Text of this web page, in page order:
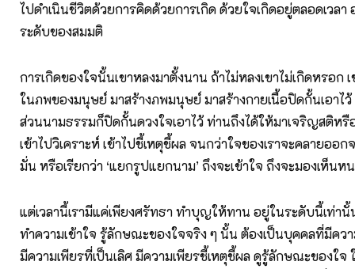
ไปดำเนินชีวิตด้วยการคิดด้วยการเกิด ด้วยใจเกิดอยู่ตลอดเวลา
ระดับของสมมติ
การเกิดของใจนั้นเขาหลงมาตั้งนาน ถ้าไม่หลงเขาไม่เกิดหรอก
ในภพของมนุษย์ มาสร้างภพมนุษย์ มาสร้างกายเนื้อปิดกั้นเอาไ
ส่วนนามธรรมก็ปิดกั้นดวงใจเอาไว้ ท่านถึงได้ให้มาเจริญสติหรื
เข้าไปวิเคราะห์ เข้าไปชี้เหตุชี้ผล จนกว่าใจของเราจะคลายออ
มั่น หรือเรียกว่า ‘แยกรูปแยกนาม’ ถึงจะเข้าใจ ถึงจะมองเห็นห
แต่เวลานี้เรามีแค่เพียงศรัทธา ทำบุญให้ทาน อยู่ในระดับนี้เท่านั้
ทำความเข้าใจ รู้ลักษณะของใจจริง ๆ นั้น ต้องเป็นบุคคลที่มีคว
มีความเพียรที่เป็นเลิศ มีความเพียรชี้เหตุชี้ผล ดูรู้ลักษณะของใจ